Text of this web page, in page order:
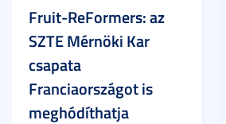
Fruit-ReFormers: az
SZTE Mérnöki Kar
csapata
Franciaországot is
meghódíthatja